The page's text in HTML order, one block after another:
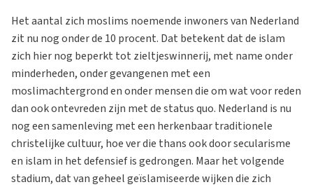
Het aantal zich moslims noemende inwoners van Nederland
zit nu nog onder de 10 procent. Dat betekent dat de islam
zich hier nog beperkt tot zieltjeswinnerij, met name onder
minderheden, onder gevangenen met een
moslimachtergrond en onder mensen die om wat voor reden
dan ook ontevreden zijn met de status quo. Nederland is nu
nog een samenleving met een herkenbaar traditionele
christelijke cultuur, hoe ver die thans ook door secularisme
en islam in het defensief is gedrongen. Maar het volgende
stadium, dat van geheel geïslamiseerde wijken die zich